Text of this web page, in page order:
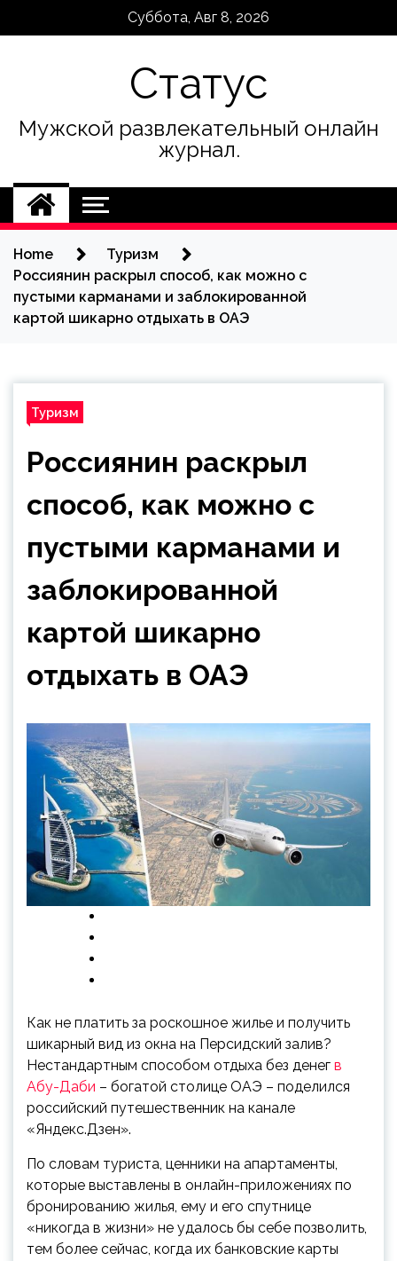
Суббота, Авг 8, 2026
Статус
Мужской развлекательный онлайн
журнал.
Home
Туризм
Россиянин раскрыл способ, как можно с
пустыми карманами и заблокированной
картой шикарно отдыхать в ОАЭ
Туризм
Россиянин раскрыл
способ, как можно с
пустыми карманами и
заблокированной
картой шикарно
отдыхать в ОАЭ
Как не платить за роскошное жилье и получить
шикарный вид из окна на Персидский залив?
Нестандартным способом отдыха без денег в
Абу-Даби – богатой столице ОАЭ – поделился
российский путешественник на канале
«Яндекс.Дзен».
По словам туриста, ценники на апартаменты,
которые выставлены в онлайн-приложениях по
бронированию жилья, ему и его спутнице
«никогда в жизни» не удалось бы себе позволить,
тем более сейчас, когда их банковские карты